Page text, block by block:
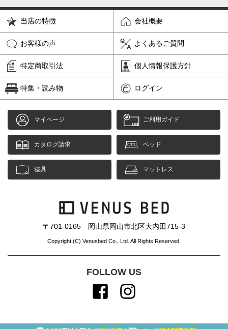
当店の特徴 会社概要
お客様の声 よくあるご質問
特定商取引法 個人情報保護方針
特集・読み物 ログイン
マイページ ご利用ガイド
カタログ請求 ベッド
寝具 マットレス
〒701-0165 岡山県岡山市北区大内田715-3
Copyright (C) Venusbed Co., Ltd. All Rights Reserved.
FOLLOW US